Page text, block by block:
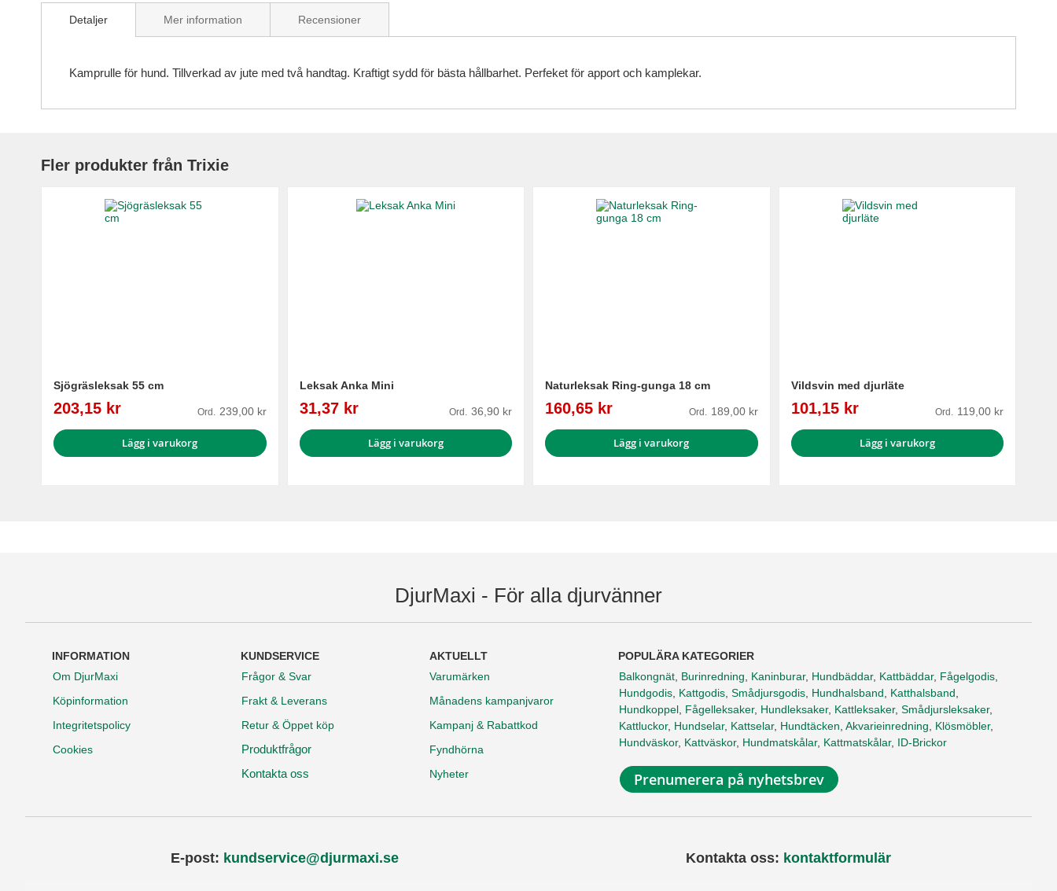
Detaljer
Kamprulle för hund. Tillverkad av jute med två handtag. Kraftigt sydd för bästa hållbarhet. Perfeket för apport och kamplekar.
Mer information Recensioner
Fler produkter från Trixie
Sjögräsleksak 55 cm
Reapris
203,15 kr Ord. 239,00 kr
Lägg i varukorg
Leksak Anka Mini
Reapris
31,37 kr Ord. 36,90 kr
Lägg i varukorg
Naturleksak Ring-gunga 18 cm
Reapris
160,65 kr Ord. 189,00 kr
Lägg i varukorg
Vildsvin med djurläte
Reapris
101,15 kr Ord. 119,00 kr
Lägg i varukorg
DjurMaxi - För alla djurvänner
INFORMATION
Om DjurMaxi
Köpinformation
Integritetspolicy
Cookies
KUNDSERVICE
Frågor & Svar
Frakt & Leverans
Retur & Öppet köp
Produktfrågor
Kontakta oss
AKTUELLT
Varumärken
Månadens kampanjvaror
Kampanj & Rabattkod
Fyndhörna
Nyheter
POPULÄRA KATEGORIER
Balkongnät Burinredning Kaninburar, Hundbäddar, Kattbäddar, Fågelgodis
Hundgodis Kattgodis Smådjursgodis Hundhalsband Katthalsband
Hundkoppel Fågelleksaker, Hundleksaker, Kattleksaker, Smådjursleksaker,
Kattluckor, Hundselar, Kattselar, Hundtäcken Akvarieinredning Klösmöbler,
Hundväskor, Kattväskor, Hundmatskålar, Kattmatskålar, ID-Brickor
Prenumerera på nyhetsbrev
E-post: kundservice@djurmaxi.se Kontakta oss: kontaktformulär